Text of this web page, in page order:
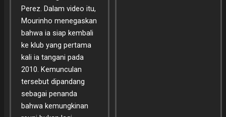
Perez. Dalam video itu,
Mourinho menegaskan
bahwa ia siap kembali
ke klub yang pertama
kali ia tangani pada
2010. Kemunculan
tersebut dipandang
sebagai penanda
bahwa kemungkinan